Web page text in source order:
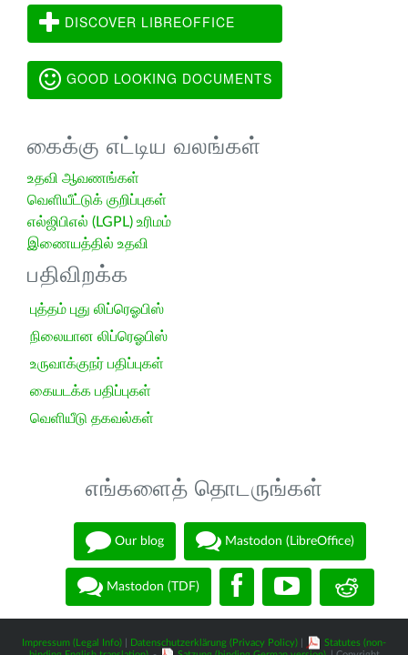
DISCOVER LIBREOFFICE
GOOD LOOKING DOCUMENTS
கைக்கு எட்டிய வலங்கள்
உதவி ஆவணங்கள்
வெளியீட்டுக் குறிப்புகள்
எல்ஜிபிஎல் (LGPL) உரிமம்
இணையத்தில் உதவி
பதிவிறக்க
புத்தம் புது லிப்ரெஓபிஸ்
நிலையான லிப்ரெஓபிஸ்
உருவாக்குநர் பதிப்புகள்
கையடக்க பதிப்புகள்
வெளியீடு தகவல்கள்
எங்களைத் தொடருங்கள்
Our blog Mastodon (LibreOffice)
Mastodon (TDF)
Impressum (Legal Info) Datenschutzerklärung (Privacy Policy)
Statutes (non-